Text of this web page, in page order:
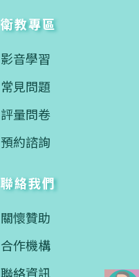
衛教專區
影音學習
常見問題
評量問卷
預約諮詢
聯絡我們
關懷贊助
合作機構
聯絡資訊